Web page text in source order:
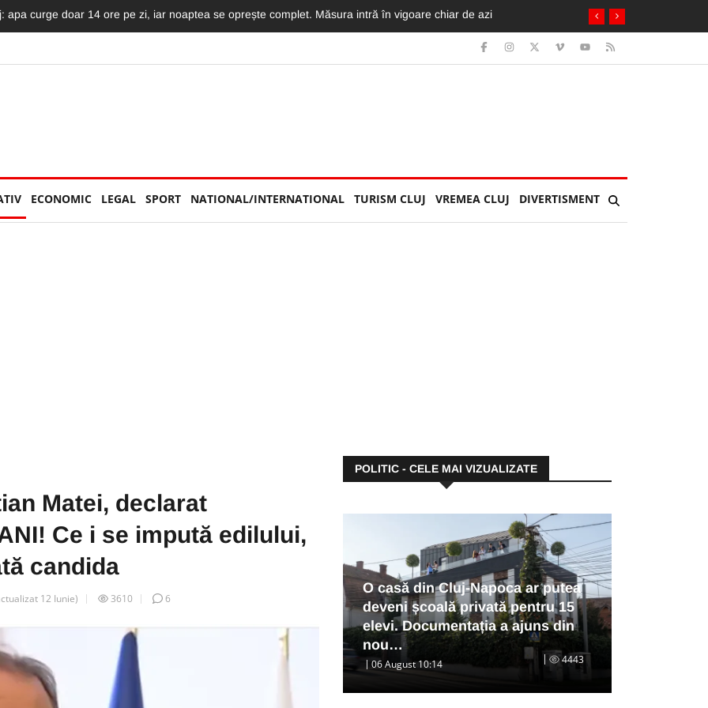
LIVE: Momentul în care motociclistul intră în plin într-un TIR și motocicleta ia foc. Imagini greu de privit
ECONOMIC LEGAL SPORT NATIONAL/INTERNATIONAL TURISM CLUJ VREMEA CLUJ DIVERTISMENT
Matei, declarat
Ce i se impută edilului,
candida
12 Iunie) 3610 6
POLITIC - CELE MAI VIZUALIZATE
O casă din Cluj-Napoca ar putea
deveni școală privată pentru 15
elevi. Documentația a ajuns din
nou…
06 August 10:14 4443